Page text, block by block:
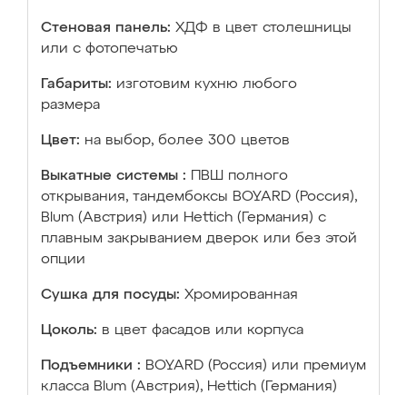
Стеновая панель: ХДФ в цвет столешницы
или с фотопечатью
Габариты: изготовим кухню любого
размера
Цвет: на выбор, более 300 цветов
Выкатные системы :
ПВШ полного
открывания, тандембоксы BOYARD (Россия),
Blum (Австрия) или Hettich (Германия) с
плавным закрыванием дверок или без этой
опции
Сушка для посуды: Хромированная
Цоколь: в цвет фасадов или корпуса
Подъемники : BOYARD (Россия) или премиум
класса Blum (Австрия), Hettich (Германия)